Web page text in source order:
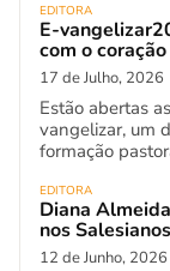
EDITORA
E-
com o coração
17 de Julho, 2026
Estão abertas
vangelizar, um
formação
EDITORA
Diana
nos
12 de Junho, 2026